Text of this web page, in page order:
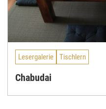
Lesergalerie Tischlern
Chabudai